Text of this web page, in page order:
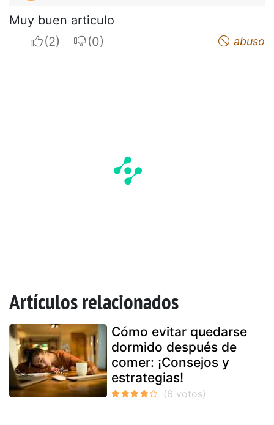
Muy buen articulo
I apreciateI do not appreciate abuso
Artículos relacionados
Cómo evitar quedarse
dormido después de
comer: ¡Consejos y
estrategias!